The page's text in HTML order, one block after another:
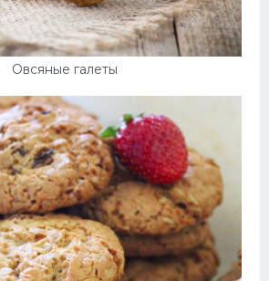
Овсяные галеты